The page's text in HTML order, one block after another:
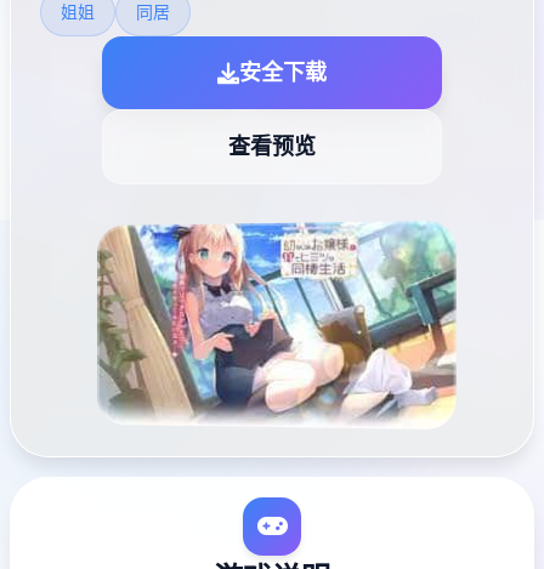
姐姐 同居
安全下载
查看预览